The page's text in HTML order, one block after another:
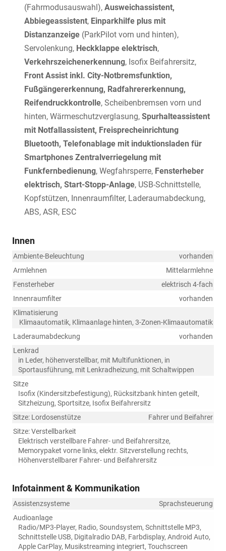
(Fahrmodusauswahl), Ausweichassistent,
Abbiegeassistent, Einparkhilfe plus mit
Distanzanzeige (ParkPilot vorn und hinten),
Servolenkung, Heckklappe elektrisch,
Verkehrszeichenerkennung, Isofix Beifahrersitz,
Front Assist inkl. City-Notbremsfunktion,
Fußgängererkennung, Radfahrererkennung,
Reifendruckkontrolle, Scheibenbremsen vorn und
hinten, Wärmeschutzverglasung, Spurhalteassistent
mit Notfallassistent, Freisprecheinrichtung
Bluetooth, Telefonablage mit induktionsladen für
Smartphones Zentralverriegelung mit
Funkfernbedienung, Wegfahrsperre, Fensterheber
elektrisch, Start-Stopp-Anlage, USB-Schnittstelle,
Kopfstützen, Innenraumfilter, Laderaumabdeckung,
ABS, ASR, ESC
Innen
Ambiente-Beleuchtung
vorhanden
Armlehnen
Mittelarmlehne
Fensterheber
elektrisch 4-fach
Innenraumfilter
vorhanden
Klimatisierung
Klimaautomatik, Klimaanlage hinten, 3-Zonen-Klimaautomatik
Laderaumabdeckung
vorhanden
Lenkrad
in Leder, höhenverstellbar, mit Multifunktionen, in
Sportausführung, mit Lenkradheizung, mit Schaltwippen
Sitze
Isofix (Kindersitzbefestigung), Rücksitzbank hinten geteilt,
Sitzheizung, Sportsitze, Isofix Beifahrersitz
Sitze: Lordosenstütze
Fahrer und Beifahrer
Sitze: Verstellbarkeit
Elektrisch verstellbare Fahrer- und Beifahrersitze,
Memorypaket vorne links, elektr. Sitzverstellung rechts,
Höhenverstellbarer Fahrer- und Beifahrersitz
Infotainment & Kommunikation
Assistenzsysteme
Sprachsteuerung
Audioanlage
Radio/MP3-Player, Radio, Soundsystem, Schnittstelle MP3,
Schnittstelle USB, Digitalradio DAB, Farbdisplay, Android Auto,
Apple CarPlay, Musikstreaming integriert, Touchscreen